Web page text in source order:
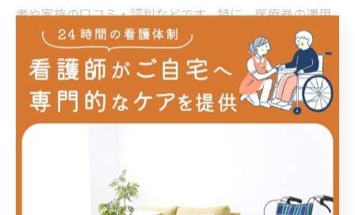
者や家族の口コミ・評判などです。特に、医療券の適用
範囲内で自分のニーズに合ったステーションを選ぶこと
が重要です。
実際の選定に迷う場合は、ケースワーカーや地域包括支
援センターに相談することで、希望や状態に応じた候補
を提案してもらえます。複数のステーションを比較検討
し、納得した上で契約することが後悔しないポイントで